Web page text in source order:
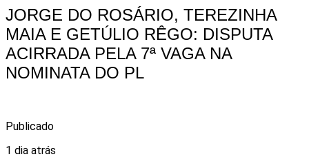
JORGE DO ROSÁRIO, TEREZINHA
MAIA E GETÚLIO RÊGO: DISPUTA
ACIRRADA PELA 7ª VAGA NA
NOMINATA DO PL
Publicado
1 dia atrás